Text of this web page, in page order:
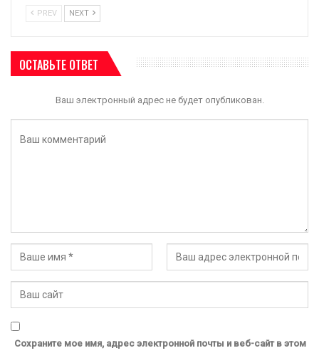
PREV NEXT
ОСТАВЬТЕ ОТВЕТ
Ваш электронный адрес не будет опубликован.
Сохраните мое имя, адрес электронной почты и веб-сайт в этом